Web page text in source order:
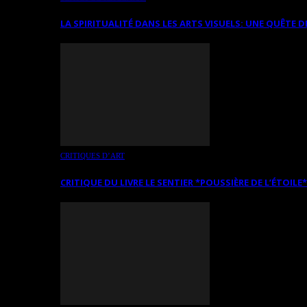
LA SPIRITUALITÉ DANS LES ARTS VISUELS: UNE QUÊTE
CRITIQUES D’ART
CRITIQUE DU LIVRE LE SENTIER *POUSSIÈRE DE L’ÉTOILE*